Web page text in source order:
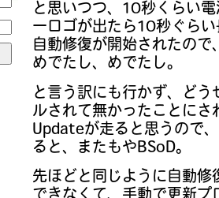
と思いつつ、10秒くらい
ーロゴが出たら10秒ぐら
自動修復が開始されたの
めでたし、めでたし。
と言う訳にも行かず、ど
ルされて無かったことに
Updateが走ると思うので
ると、またもやBSoD。
先ほどと同じように自動